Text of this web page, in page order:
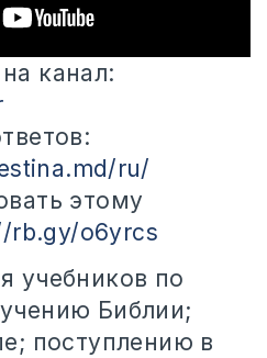
канал:
ru/
этому
rb.gy/o6yrcs
учебников по
Библии;
поступлению в